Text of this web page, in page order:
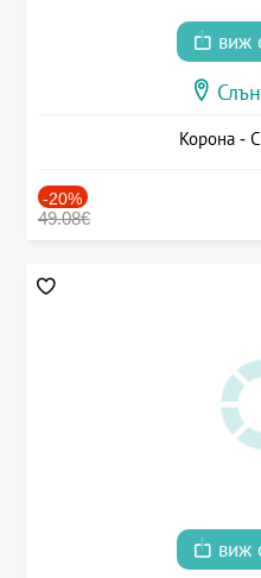
виж
Корона -
-20%
49.08€
виж